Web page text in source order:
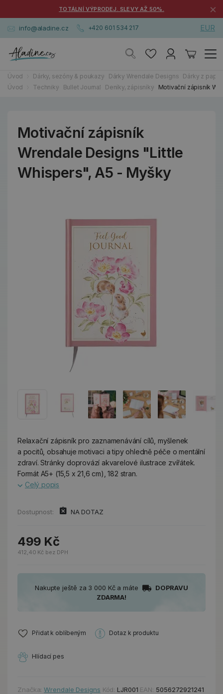
TOTÁLNÍ VÝPRODEJ. SLEVY AŽ 50%. ×
info@aladine.cz +420 601 534 217 EUR
Úvod Dárky, sezóny & poukazy Dárky Wrendale Designs Dárky z
Úvod
Techniky Bullet Journal Deníky, zápisníky Motivační zápisník
Motivační zápisník
Wrendale Designs "Little
Whispers", A5 - Myšky
Relaxační zápisník pro zaznamenávání cílů, myšlenek
a pocitů, obsahuje motivaci a tipy ohledně péče o mentální
zdraví. Stránky doprovází akvarelové ilustrace zvířátek.
Formát A5+ (15,5 x 21,6 cm), 182 stran.
Celý popis
Dostupnost: NA DOTAZ
499 Kč
412,40 Kč bez DPH
Nakupte ještě za 3 000 Kč a máte
DOPRAVU
ZDARMA!
Přidat k oblíbeným Dotaz k produktu
Hlídací pes
Značka:Wrendale Designs Kód: LJR001 EAN: 5056272921241